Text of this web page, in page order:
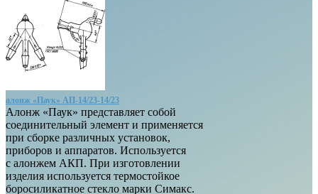
алонж «Паук» АП-14/23-14/23
Алонж «Паук» представляет собой
соединительный элемент и применяется
при сборке различных установок,
приборов и аппаратов. Используется
с алонжем АКП. При изготовлении
изделия используется термостойкое
боросиликатное стекло марки Симакс.